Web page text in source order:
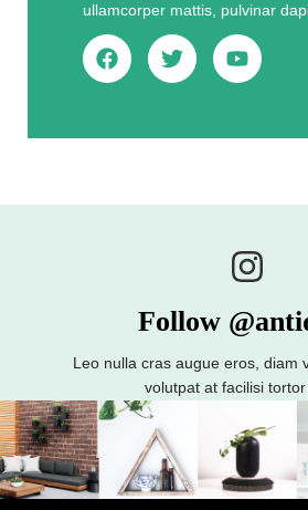
ullamcorper mattis, pulvinar
Follow
Leo nulla cras augue eros, diam
volutpat at facilisi tortor